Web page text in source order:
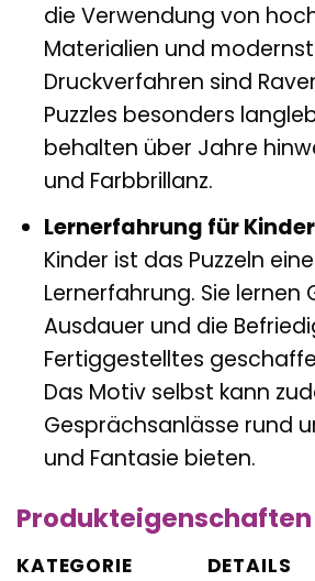
die Verwendung von
Materialien und
Druckverfahren sind
Puzzles besonders
behalten über Jahre
und Farbbrillanz.
Lernerfahrung für
Kinder ist das Puzzeln
Lernerfahrung. Sie lernen
Ausdauer und die
Fertiggestelltes
Das Motiv selbst kann
Gesprächsanlässe rund
und Fantasie bieten.
KATEGORIE
DETAILS